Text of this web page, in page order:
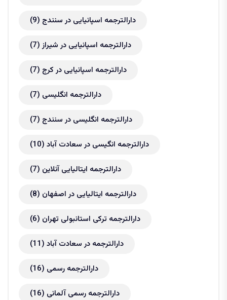
دارالترجمه اسپانیایی در سنندج (9)
دارالترجمه اسپانیایی در شیراز(7)
دارالترجمه اسپانیایی در کرج (7)
دارالترجمه انگلیسی (7)
دارالترجمه انگلیسی در سنندج (7)
دارالترجمه انگیسی در سعادت آباد (10)
دارالترجمه ایتالیایی آنلاین (7)
دارالترجمه ایتالیایی در اصفهان (8)
دارالترجمه ترکی استانبولی تهران (6)
دارالترجمه در سعادت آباد (11)
دارالترجمه رسمی (16)
دارالترجمه رسمی آلمانی (16)